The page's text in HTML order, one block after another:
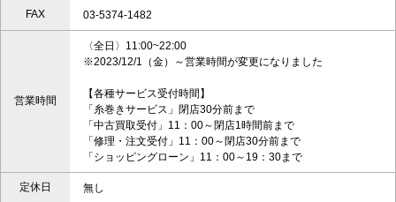
FAX 03-5374-1482
営業時間
〈全日〉11:00~22:00
※2023/12/1（金）～営業時間が変更になりました
【各種サービス受付時間】
「糸巻きサービス」閉店30分前まで
「中古買取受付」11：00～閉店1時間前まで
「修理・注文受付」11：00～閉店30分前まで
「ショッピングローン」11：00～19：30まで
定休日 無し